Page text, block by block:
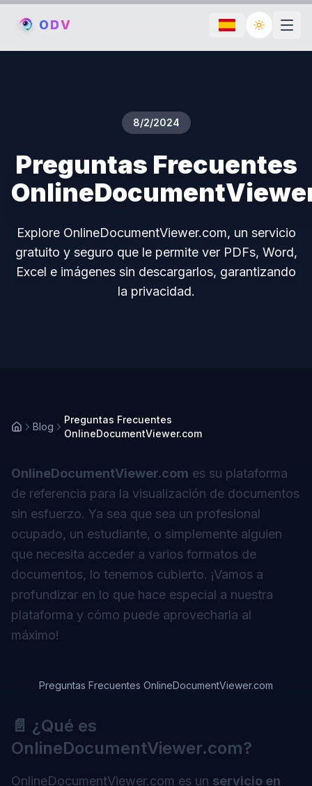
ODV Toggle
8/2/2024
Preguntas Frecuentes
Explore OnlineDocumentViewer.com, un servicio
gratuito y seguro que le permite ver PDFs, Word,
Excel e imágenes sin descargarlos, garantizando
la privacidad.
Blog
Preguntas Frecuentes
OnlineDocumentViewer.com
OnlineDocumentViewer.com es su plataforma
de referencia para la visualización de documentos
sin esfuerzo. Ya sea que sea un profesional
ocupado, un estudiante, o simplemente alguien
que necesita acceder a varios formatos de
documentos, lo tenemos cubierto. ¡Vamos a
profundizar en lo que hace especial a nuestra
plataforma y cómo puede aprovecharla al
máximo!
Preguntas Frecuentes OnlineDocumentViewer.com
📄 ¿Qué es
OnlineDocumentViewer.com?
OnlineDocumentViewer.com es un servicio en